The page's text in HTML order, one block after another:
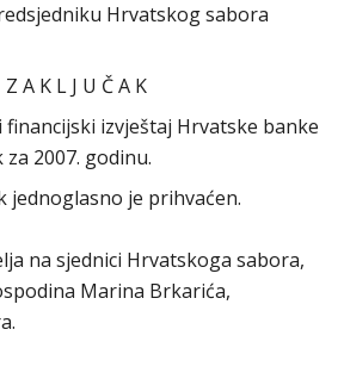
Hrvatskog sabora
Z A K L J U Č A K
financijski izvještaj Hrvatske banke
2007. godinu.
jednoglasno je prihvaćen.
na sjednici Hrvatskoga sabora,
Marina Brkarića,